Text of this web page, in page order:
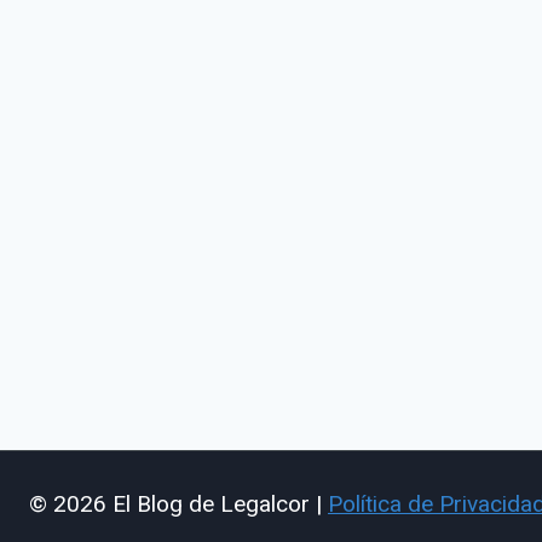
© 2026 El Blog de Legalcor | Política de